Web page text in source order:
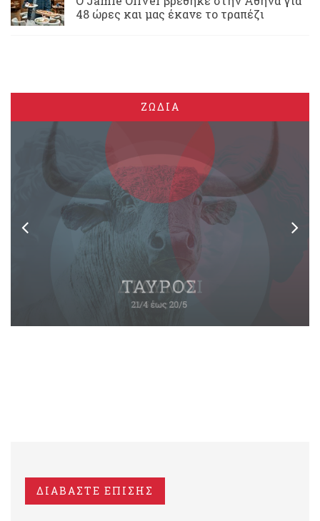
48 ώρες και μας έκανε το τραπέζι
ΖΩΔΙΑ
ΔΙΑΒΑΣΤΕ ΕΠΙΣΗΣ